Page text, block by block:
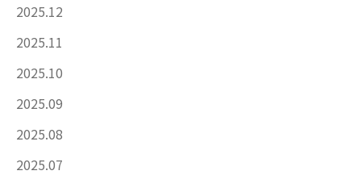
2025.12
2025.11
2025.10
2025.09
2025.08
2025.07